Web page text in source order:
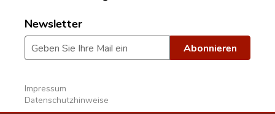
Newsletter
Impressum
Datenschutzhinweise